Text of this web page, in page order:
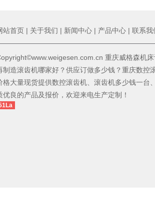
站首页 | 关于我们 | 新闻中心 | 产品中心 | 联系我
重庆威格森机
制造滚齿机哪家好？供应订做多少钱？重庆数控
格大量现货提供数控滚齿机、滚齿机多少钱一台
优良的产品及报价，欢迎来电生产定制！